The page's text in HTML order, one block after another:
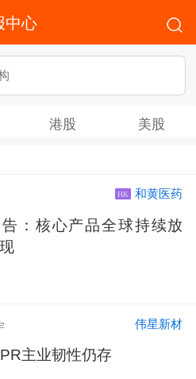
中心
港股 美股
HK 和黄医药
：核心产品全球持续放
伟星新材
主业韧性仍存